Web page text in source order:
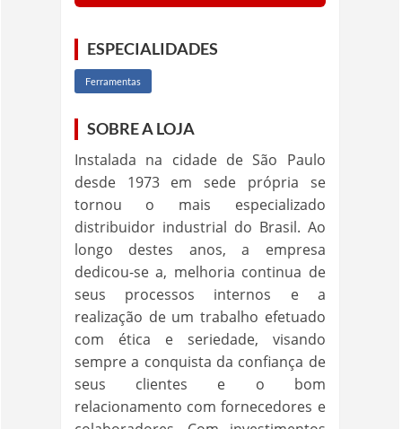
ESPECIALIDADES
Ferramentas
SOBRE A LOJA
Instalada na cidade de São Paulo
desde 1973 em sede própria se
tornou o mais especializado
distribuidor industrial do Brasil. Ao
longo destes anos, a empresa
dedicou-se a, melhoria continua de
seus processos internos e a
realização de um trabalho efetuado
com ética e seriedade, visando
sempre a conquista da confiança de
seus clientes e o bom
relacionamento com fornecedores e